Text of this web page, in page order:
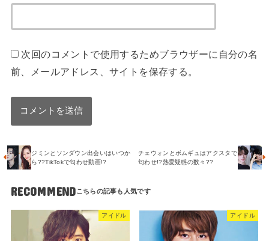
次回のコメントで使用するためブラウザーに自分の名
前、メールアドレス、サイトを保存する。
ジミンとソンダウン出会いはいつか
ら??TikTokで匂わせ動画!?
チェウォンとボムギュはアクスタで
匂わせ!?熱愛疑惑の数々??
RECOMMEND
アイドル アイドル